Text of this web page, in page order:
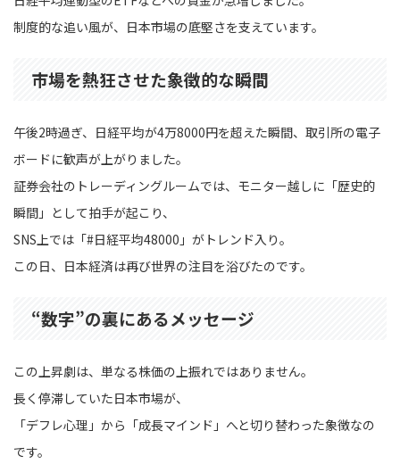
制度的な追い風が、日本市場の底堅さを支えています。
市場を熱狂させた象徴的な瞬間
午後2時過ぎ、日経平均が4万8000円を超えた瞬間、取引所の電子
ボードに歓声が上がりました。
証券会社のトレーディングルームでは、モニター越しに「歴史的
瞬間」として拍手が起こり、
SNS上では「#日経平均48000」がトレンド入り。
この日、日本経済は再び世界の注目を浴びたのです。
“数字”の裏にあるメッセージ
この上昇劇は、単なる株価の上振れではありません。
長く停滞していた日本市場が、
「デフレ心理」から「成長マインド」へと切り替わった象徴なの
です。